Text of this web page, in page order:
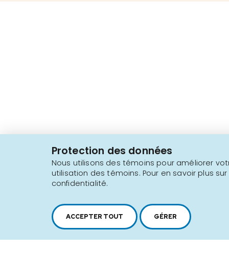
Protection des données
Nous utilisons des témoins pour améliorer
utilisation des témoins. Pour en savoir plus
confidentialité.
ACCEPTER TOUT GÉRER
1 450 646-2591
Plan du site Conditions d'utilisation